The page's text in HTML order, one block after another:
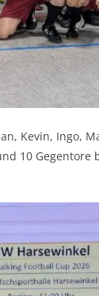
Kevin, Ingo,
10 Gegentore